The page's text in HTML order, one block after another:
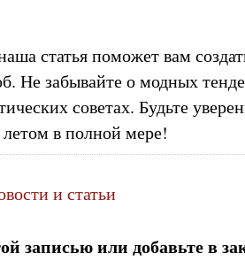
статья поможет вам
Не забывайте о модных
советах. Будьте
в полной мере!
и статьи
записью или добавьте в